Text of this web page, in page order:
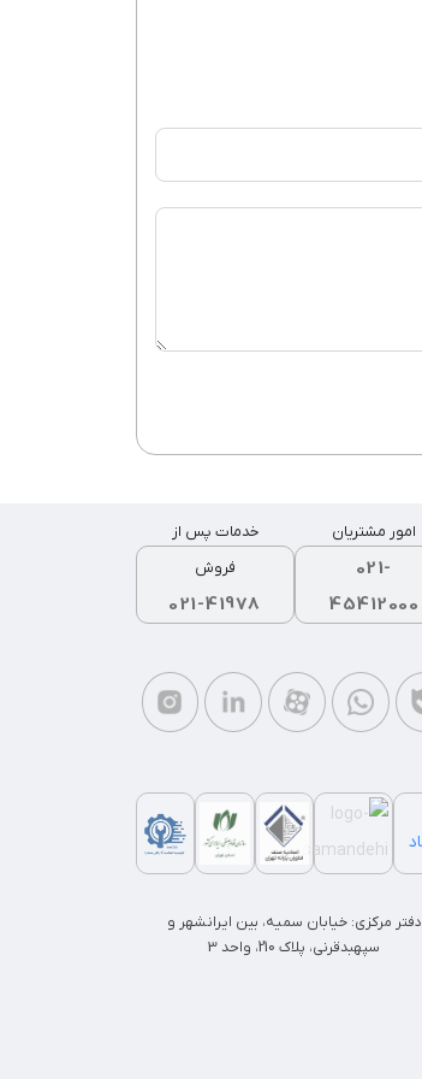
021-
45412000
امور مشتریان
021-41978
خدمات پس از
فروش
دفتر مرکزی: خیابان سمیه، بین ایرانشهر و
سپهبدقرنی، پلاک 210، واحد 3